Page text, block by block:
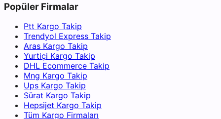
Popüler Firmalar
Ptt Kargo Takip
Trendyol Express Takip
Aras Kargo Takip
Yurtiçi Kargo Takip
DHL Ecommerce Takip
Mng Kargo Takip
Ups Kargo Takip
Sürat Kargo Takip
Hepsijet Kargo Takip
Tüm Kargo Firmaları